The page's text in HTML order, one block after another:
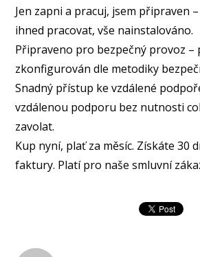
Jen zapni a pracuj, jsem připraven
ihned pracovat, vše nainstalováno.
Připraveno pro bezpečný provoz –
zkonfigurován dle metodiky
Snadný přístup ke vzdálené
vzdálenou podporu bez nutnosti
zavolat.
Kup nyní, plať za měsíc. Získáte 30
faktury. Platí pro naše smluvní